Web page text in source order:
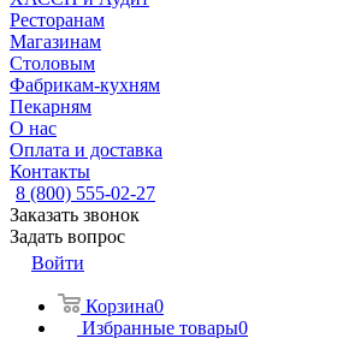
Ресторанам
Магазинам
Столовым
Фабрикам-кухням
Пекарням
О нас
Оплата и доставка
Контакты
8 (800) 555-02-27
Заказать звонок
Задать вопрос
Войти
Корзина0
Избранные товары0